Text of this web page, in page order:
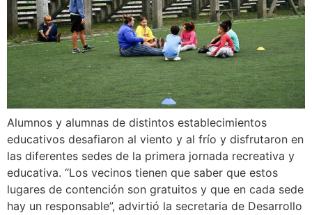
Alumnos y alumnas de distintos establecimientos
educativos desafiaron al viento y al frío y disfrutaron en
las diferentes sedes de la primera jornada recreativa y
educativa. “Los vecinos tienen que saber que estos
lugares de contención son gratuitos y que en cada sede
hay un responsable”, advirtió la secretaria de Desarrollo